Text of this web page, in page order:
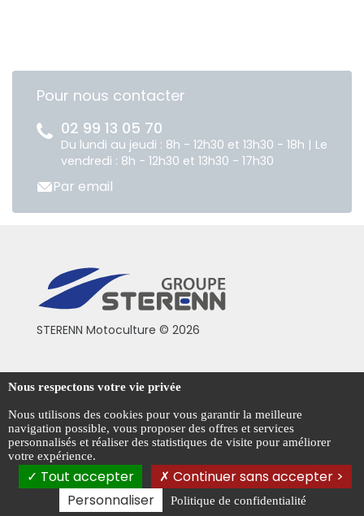
Pour nous contacter
02 99 13 05 70
Du lundi au jeudi : 8h - 12h30 et 13h30 - 18h | Le
vendredi : 8h - 12h30 et 13h30 - 17h30
Par email
STERENN Motoculture © 2026
Conditions générales de vente
Mentions légales
Politique de confidentialité
Gestion des cookies
Nous respectons votre vie privée
Nous utilisons des cookies pour vous garantir la meilleure
navigation possible, vous proposer des offres et services
personnalisés et réaliser des statistiques de visite pour améliorer
votre expérience.
Tout accepter
Continuer sans accepter >
Personnaliser
Politique de confidentialité